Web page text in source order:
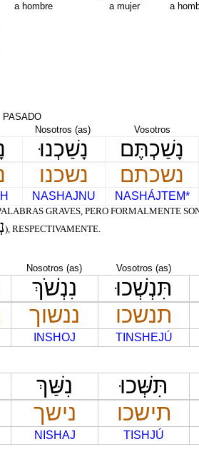
a hombre a mujer a
Nosotros (as) Vosotros
נָשַׁכְנוּ נָשַׁכְתֶּם
נשכנו נשכתם
NASHAJNU NASHÁJTEM*
GRAVES, PERO FORMALMENTE
), RESPECTIVAMENTE.
Nosotros (as) Vosotros (as)
נִנְשֹׁךְ תִּנְשְׁכוּ
ננשוך תנשכו
INSHOJ TINSHEJÚ
נִשַּׁךְ תִּשְּׁכוּ
נישך תישכו
NISHAJ TISHJÚ